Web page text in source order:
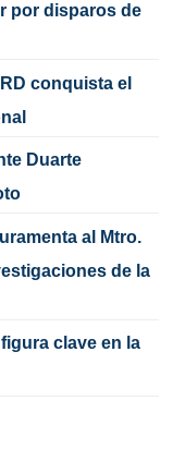
por disparos de
conquista el
Duarte
al Mtro.
de la
clave en la